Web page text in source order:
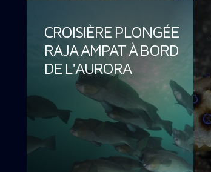
CROISIÈRE PLONGÉE
RAJA AMPAT À BORD
DE L'AURORA